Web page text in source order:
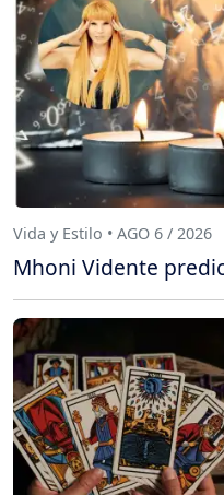
Vida y Estilo • AGO 6 / 2026
Mhoni Vidente